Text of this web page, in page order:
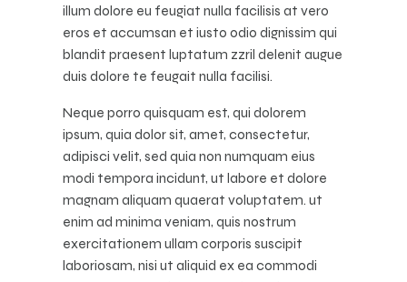
illum dolore eu feugiat nulla facilisis at vero
eros et accumsan et iusto odio dignissim qui
blandit praesent luptatum zzril delenit augue
duis dolore te feugait nulla facilisi.
Neque porro quisquam est, qui dolorem
ipsum, quia dolor sit, amet, consectetur,
adipisci velit, sed quia non numquam eius
modi tempora incidunt, ut labore et dolore
magnam aliquam quaerat voluptatem. ut
enim ad minima veniam, quis nostrum
exercitationem ullam corporis suscipit
laboriosam, nisi ut aliquid ex ea commodi